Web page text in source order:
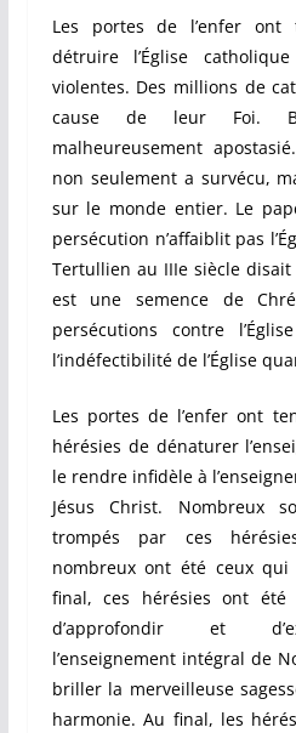
Les portes de l’enfer
détruire l’Église
violentes. Des millions de
cause de leur Foi.
malheureusement
non seulement a survécu,
sur le monde entier. Le
persécution n’affaiblit pas
Tertullien au IIIe siècle
est une semence de
persécutions contre
l’indéfectibilité de l’Église
Les portes de l’enfer ont
hérésies de dénaturer
le rendre infidèle à
Jésus Christ. Nombreux
trompés par ces
nombreux ont été ceux
final, ces hérésies ont été
d’approfondir et
l’enseignement intégral de
briller la merveilleuse
harmonie. Au final, les